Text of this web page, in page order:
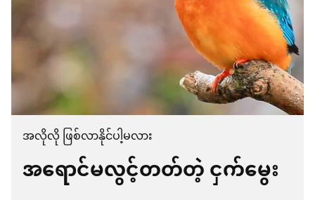
အလိုလို ဖြစ်လာနိုင်ပါ့မလား
အရောင်မလွင့်တတ်တဲ့ ငှက်မွေး